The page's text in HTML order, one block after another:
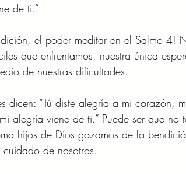
de ti.”
el poder meditar en el Salmo 4!
que enfrentamos, nuestra única
de nuestras dificultades.
dicen: “Tú diste alegría a mi
alegría viene de ti.” Puede ser que
hijos de Dios gozamos de la
de nosotros.